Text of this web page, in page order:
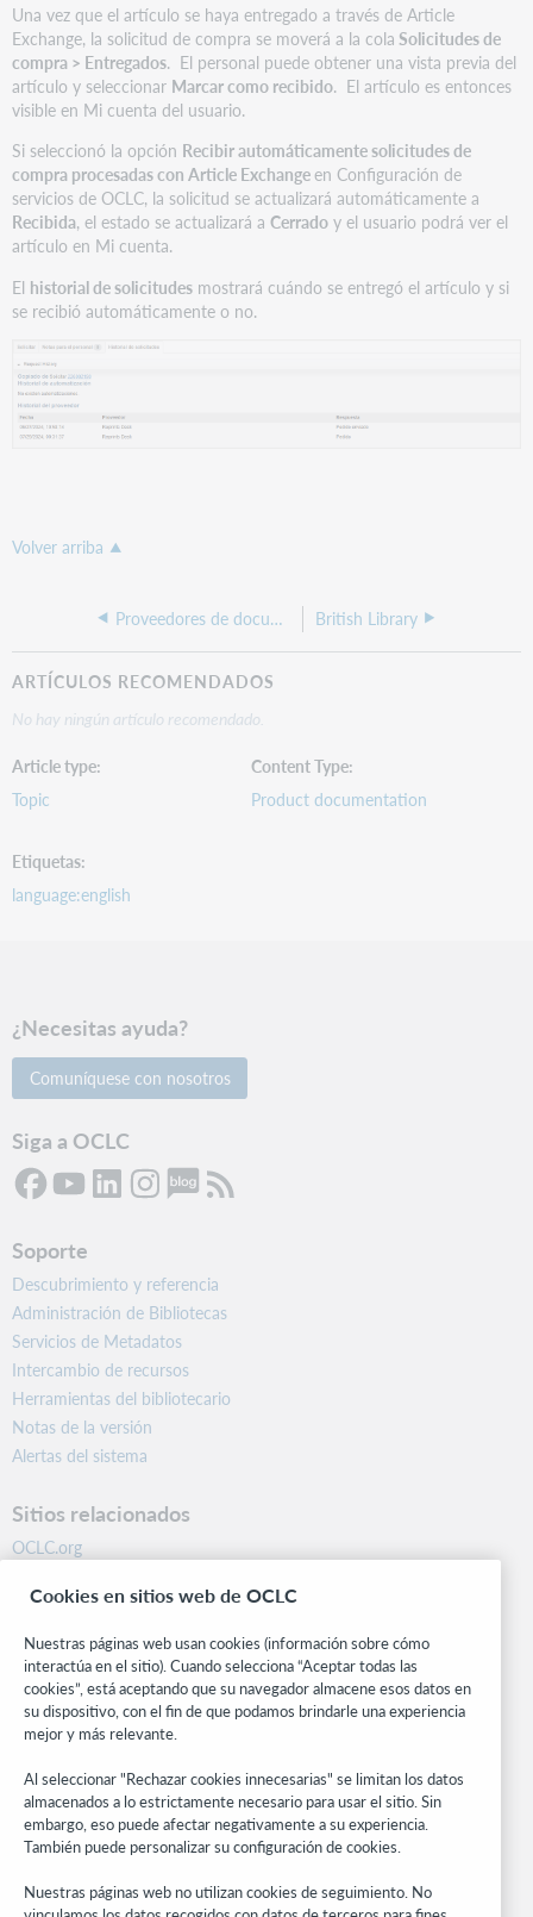
Una vez que el artículo se haya entregado a través de Article
Exchange, la solicitud de compra se moverá a la cola Solicitudes de
compra > Entregados. El personal puede obtener una vista previa del
artículo y seleccionar Marcar como recibido. El artículo es entonces
visible en Mi cuenta del usuario.
Si seleccionó la opción Recibir automáticamente solicitudes de
compra procesadas con Article Exchangeen Configuración de
servicios de OCLC, la solicitud se actualizará automáticamente a
Recibida, el estado se actualizará aCerrado y el usuario podrá ver el
artículo en Mi cuenta.
El historial de solicitudes mostrará cuándo se entregó el artículo y si
se recibió automáticamente o no.
Volver arriba
Proveedores de documentos British Library
ARTÍCULOS RECOMENDADOS
No hay ningún artículo recomendado.
Article type
Topic
Content Type
Product documentation
Etiquetas
language:english
¿Necesitas ayuda?
Comuníquese con nosotros
Siga a OCLC
Soporte
Descubrimiento y referencia
Administración de Bibliotecas
Servicios de Metadatos
Intercambio de recursos
Herramientas del bibliotecario
Notas de la versión
Alertas del sistema
Sitios relacionados
OCLC.org
Centro comunitario
Investigación
WebJunction
Red de desarrolladores
Manténgase al día
Obtenga las últimas novedades de los productos, estudios de
investigación, eventos y mucho más – directo a su bandeja de
entrada.
Suscríbase ahora
Cookies en sitios web de OCLC
Nuestras páginas web usan cookies (información sobre cómo
interactúa en el sitio). Cuando selecciona “Aceptar todas las
cookies”, está aceptando que su navegador almacene esos datos en
su dispositivo, con el fin de que podamos brindarle una experiencia
mejor y más relevante.
Al seleccionar "Rechazar cookies innecesarias" se limitan los datos
almacenados a lo estrictamente necesario para usar el sitio. Sin
embargo, eso puede afectar negativamente a su experiencia.
También puede personalizar su configuración de cookies.
Nuestras páginas web no utilizan cookies de seguimiento. No